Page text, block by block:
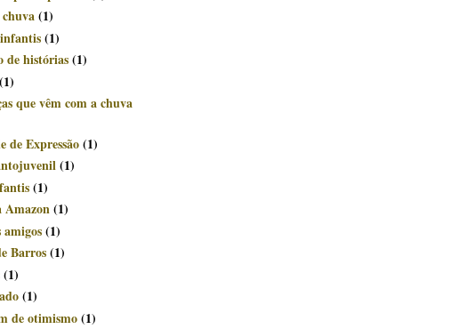
(1)
(1)
de histórias(1)
(1)
que vêm com a chuva
de Expressão(1)
(1)
(1)
Amazon(1)
amigos(1)
Barros(1)
(1)
(1)
de otimismo(1)